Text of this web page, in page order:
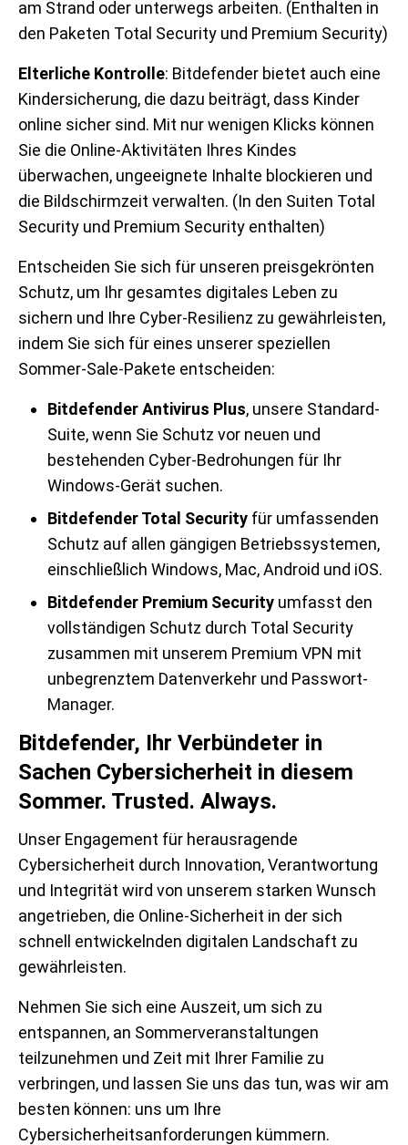
am Strand oder unterwegs arbeiten. (Enthalten in
den Paketen Total Security und Premium Security)
Elterliche Kontrolle: Bitdefender bietet auch eine
Kindersicherung, die dazu beiträgt, dass Kinder
online sicher sind. Mit nur wenigen Klicks können
Sie die Online-Aktivitäten Ihres Kindes
überwachen, ungeeignete Inhalte blockieren und
die Bildschirmzeit verwalten. (In den Suiten Total
Security und Premium Security enthalten)
Entscheiden Sie sich für unseren preisgekrönten
Schutz, um Ihr gesamtes digitales Leben zu
sichern und Ihre Cyber-Resilienz zu gewährleisten,
indem Sie sich für eines unserer speziellen
Sommer-Sale-Pakete entscheiden:
Bitdefender Antivirus Plus, unsere Standard-
Suite, wenn Sie Schutz vor neuen und
bestehenden Cyber-Bedrohungen für Ihr
Windows-Gerät suchen.
Bitdefender Total Security für umfassenden
Schutz auf allen gängigen Betriebssystemen,
einschließlich Windows, Mac, Android und iOS.
Bitdefender Premium Security umfasst den
vollständigen Schutz durch Total Security
zusammen mit unserem Premium VPN mit
unbegrenztem Datenverkehr und Passwort-
Manager.
Bitdefender, Ihr Verbündeter in
Sachen Cybersicherheit in diesem
Sommer. Trusted. Always.
Unser Engagement für herausragende
Cybersicherheit durch Innovation, Verantwortung
und Integrität wird von unserem starken Wunsch
angetrieben, die Online-Sicherheit in der sich
schnell entwickelnden digitalen Landschaft zu
gewährleisten.
Nehmen Sie sich eine Auszeit, um sich zu
entspannen, an Sommerveranstaltungen
teilzunehmen und Zeit mit Ihrer Familie zu
verbringen, und lassen Sie uns das tun, was wir am
besten können: uns um Ihre
Cybersicherheitsanforderungen kümmern.